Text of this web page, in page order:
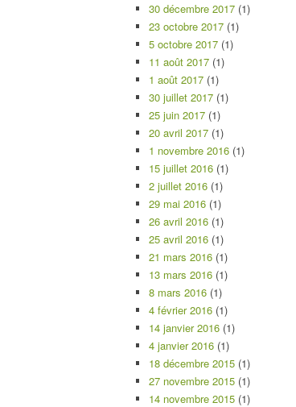
30 décembre 2017 (1)
23 octobre 2017 (1)
5 octobre 2017 (1)
11 août 2017 (1)
1 août 2017 (1)
30 juillet 2017 (1)
25 juin 2017 (1)
20 avril 2017 (1)
1 novembre 2016 (1)
15 juillet 2016 (1)
2 juillet 2016 (1)
29 mai 2016 (1)
26 avril 2016 (1)
25 avril 2016 (1)
21 mars 2016 (1)
13 mars 2016 (1)
8 mars 2016 (1)
4 février 2016 (1)
14 janvier 2016 (1)
4 janvier 2016 (1)
18 décembre 2015 (1)
27 novembre 2015 (1)
14 novembre 2015 (1)